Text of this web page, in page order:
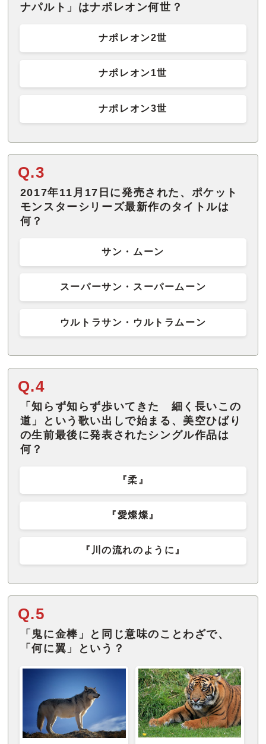
ナパルト」はナポレオン何世？
ナポレオン2世
ナポレオン1世
ナポレオン3世
Q.3
2017年11月17日に発売された、ポケット
モンスターシリーズ最新作のタイトルは
何？
サン・ムーン
スーパーサン・スーパームーン
ウルトラサン・ウルトラムーン
Q.4
「知らず知らず歩いてきた 細く長いこの
道」という歌い出しで始まる、美空ひばり
の生前最後に発表されたシングル作品は
何？
『柔』
『愛燦燦』
『川の流れのように』
Q.5
「鬼に金棒」と同じ意味のことわざで、
「何に翼」という？